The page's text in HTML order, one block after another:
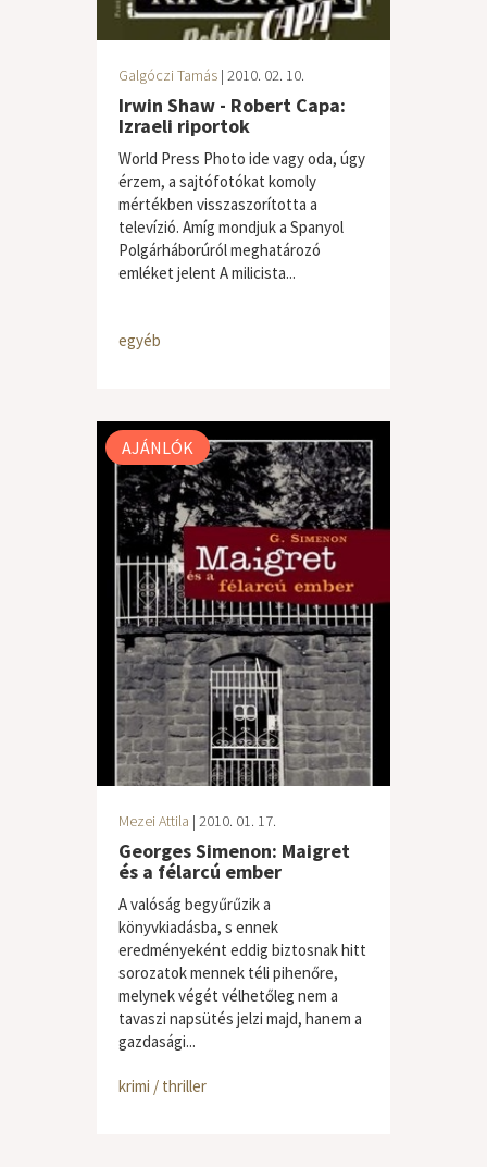
Galgóczi Tamás | 2010. 02. 10.
Irwin Shaw - Robert Capa:
Izraeli riportok
World Press Photo ide vagy oda, úgy
érzem, a sajtófotókat komoly
mértékben visszaszorította a
televízió. Amíg mondjuk a Spanyol
Polgárháborúról meghatározó
emléket jelent A milicista...
egyéb
AJÁNLÓK
Mezei Attila | 2010. 01. 17.
Georges Simenon: Maigret
és a félarcú ember
A valóság begyűrűzik a
könyvkiadásba, s ennek
eredményeként eddig biztosnak hitt
sorozatok mennek téli pihenőre,
melynek végét vélhetőleg nem a
tavaszi napsütés jelzi majd, hanem a
gazdasági...
krimi / thriller